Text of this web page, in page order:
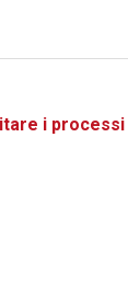
i processi